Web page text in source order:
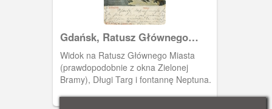
Gdańsk, Ratusz Głównego
Miasta
Widok na Ratusz Głównego Miasta
(prawdopodobnie z okna Zielonej
Bramy), Długi Targ i fontannę Neptuna.